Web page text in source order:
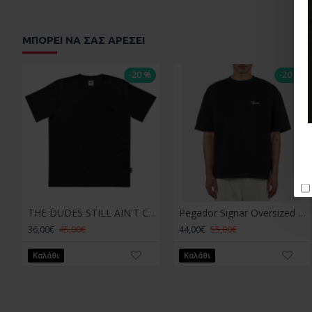
ΜΠΟΡΕΊ ΝΑ ΣΑΣ ΑΡΈΣΕΙ
-20 %
THE DUDES STILL AIN'T CLASSIC T-SHIRT BLACK Μαύρο
36,00€ 45,00€
Καλάθι
-20 %
Pegador Signar Oversized Rib Tee Washed Black Μαύρο
44,00€ 55,00€
Καλάθι